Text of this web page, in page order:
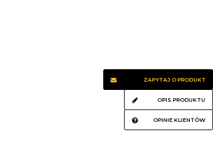
ZAPYTAJ O PRODUKT
OPIS PRODUKTU
OPINIE KLIENTÓW